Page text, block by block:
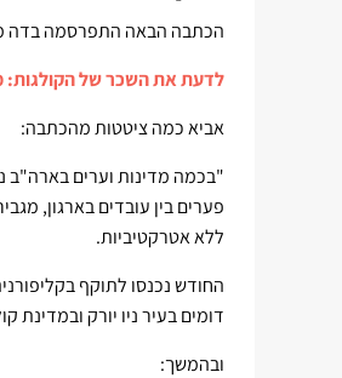
הכתבה הבאה התפרסמה בדה
לדעת את השכר של הקולגות:
אביא כמה ציטטות מהכתבה:
"בכמה מדינות וערים בארה"ב
פערים בין עובדים בארגון,
ללא אטרקטיביות.
החודש נכנסו לתוקף
דומים בעיר ניו יורק
ובהמשך: